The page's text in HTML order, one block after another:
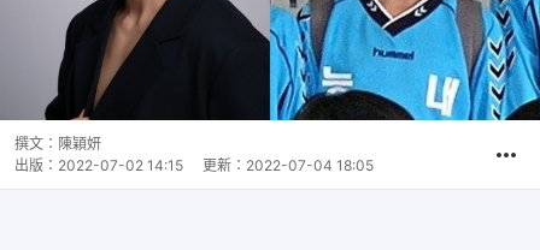
撰文： 陳穎妍
出版： 2022-07-02 14:15 更新： 2022-07-04 18:05